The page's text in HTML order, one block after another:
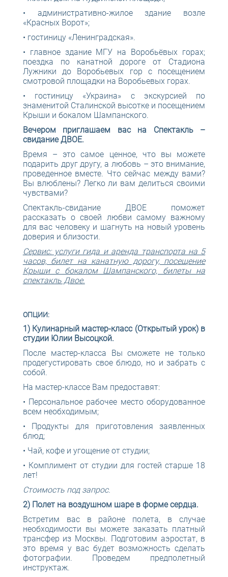
• административно-жилое здание возле
«Красных Ворот»;
• гостиницу «Ленинградская».
• главное здание МГУ на Воробьёвых горах;
поездка по канатной дороге от Стадиона
Лужники до Воробьевых гор с посещением
смотровой площадки на Воробьевых горах.
• гостиницу «Украина» с экскурсией по
знаменитой Сталинской высотке и посещением
Крыши и бокалом Шампанского.
Вечером приглашаем вас на Спектакль –
свидание ДВОЕ.
Время – это самое ценное, что вы можете
подарить друг другу, а любовь – это внимание,
проведенное вместе. Что сейчас между вами?
Вы влюблены? Легко ли вам делиться своими
чувствами?
Спектакль-свидание ДВОЕ поможет
рассказать о своей любви самому важному
для вас человеку и шагнуть на новый уровень
доверия и близости.
Сервис: услуги гида и аренда транспорта на 5
часов, билет на канатную дорогу, посещение
Крыши с бокалом Шампанского, билеты на
спектакль Двое.
ОПЦИИ:
1) Кулинарный мастер-класс (Открытый урок) в
студии Юлии Высоцкой.
После мастер-класса Вы сможете не только
продегустировать свое блюдо, но и забрать с
собой.
На мастер-классе Вам предоставят:
• Персональное рабочее место оборудованное
всем необходимым;
• Продукты для приготовления заявленных
блюд;
• Чай, кофе и угощение от студии;
• Комплимент от студии для гостей старше 18
лет!
Стоимость под запрос.
2) Полет на воздушном шаре в форме сердца.
Встретим вас в районе полета, в случае
необходимости вы можете заказать платный
трансфер из Москвы. Подготовим аэростат, в
это время у вас будет возможность сделать
фотографии. Проведем предполетный
инструктаж.